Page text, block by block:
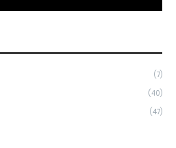
(7)
(40)
(47)